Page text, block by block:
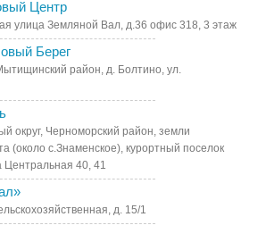
Центр
улица Земляной Вал, д.36 офис 318, 3 этаж
Берег
район, д. Болтино, ул.
округ, Черноморский район, земли
(около с.Знаменское), курортный поселок
Центральная 40, 41
д. 15/1